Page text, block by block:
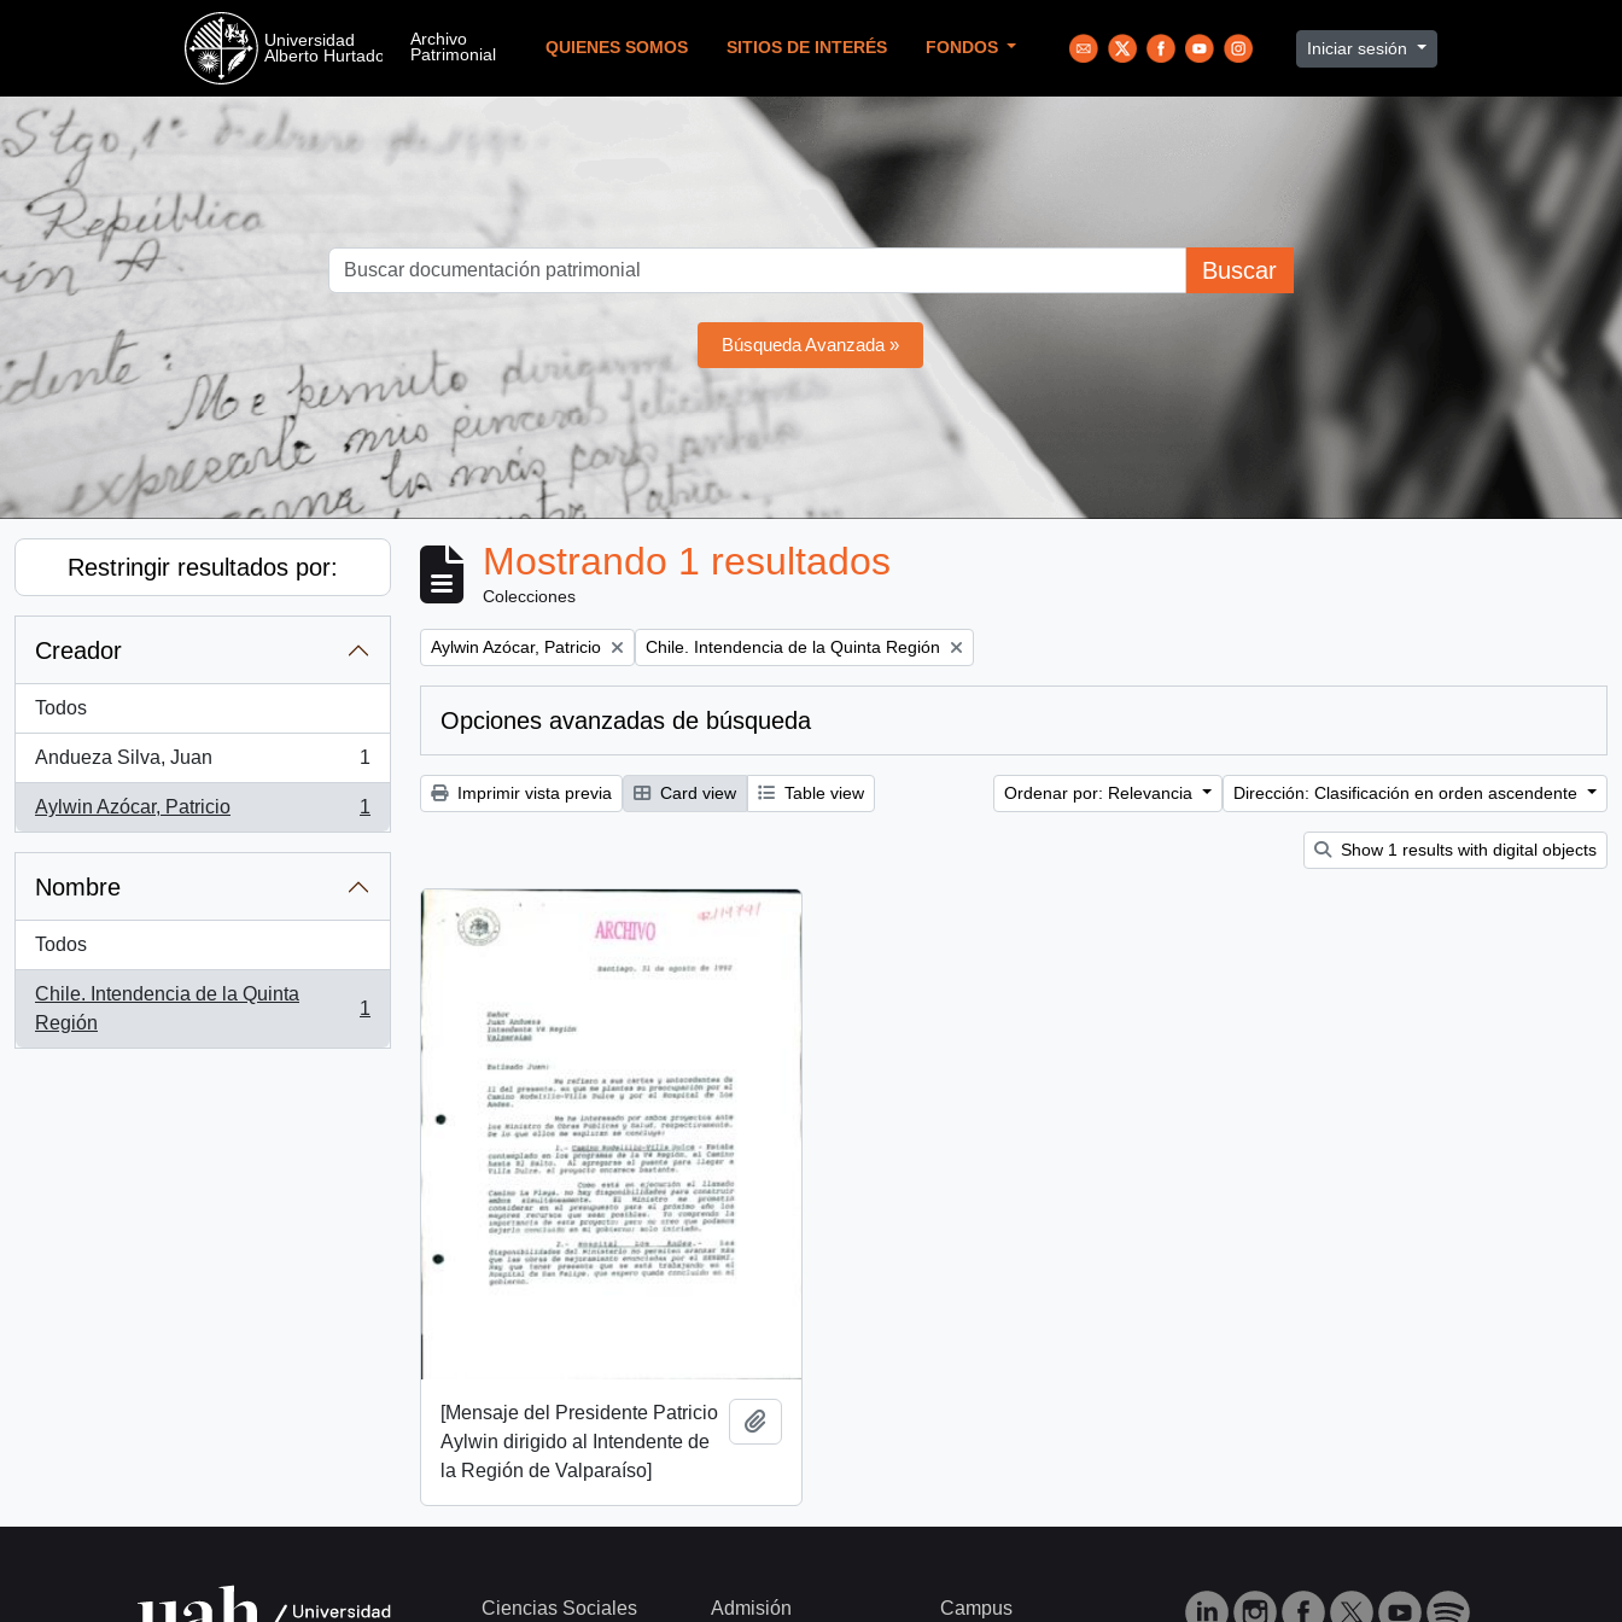
QUIENES SOMOS SITIOS DE INTERÉS FONDOS Iniciar sesión
Buscar
Búsqueda Avanzada »
Restringir resultados por:
Creador
Todos
Andueza Silva, Juan
, 1 resultados
1
Aylwin Azócar, Patricio
, 1 resultados
1
Nombre
Todos
Chile. Intendencia de la Quinta
Región
, 1 resultados
1
Mostrando 1 resultados
Colecciones
Remove filter:
Aylwin Azócar, Patricio Remove filter:
Chile. Intendencia de la Quinta Región
Opciones avanzadas de búsqueda
Imprimir vista previa Card view Table view Ordenar por: Relevancia Dirección: Clasificación en orden ascendente
Show 1 results with digital objects
[Mensaje del Presidente Patricio
Aylwin dirigido al Intendente de
la Región de Valparaíso]
Ciencias Sociales Admisión Campus